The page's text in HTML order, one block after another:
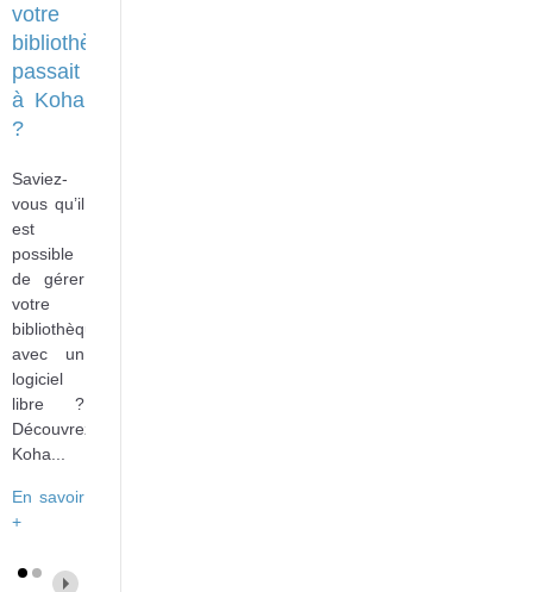
votre
bibliothèque
passait
à Koha
?
Saviez-
vous qu’il
est
possible
de gérer
votre
bibliothèque
avec un
logiciel
libre ?
Découvrez
Koha...
En savoir
+